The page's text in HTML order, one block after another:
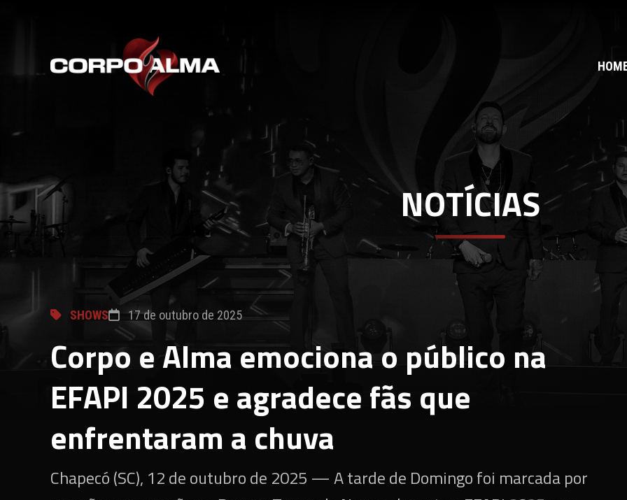
NOTÍCIAS
SHOWS 17 de outubro de 2025
Corpo e Alma emociona o público na
EFAPI 2025 e agradece fãs que
enfrentaram a chuva
Chapecó (SC), 12 de outubro de 2025 — A tarde de Domingo foi marcada por